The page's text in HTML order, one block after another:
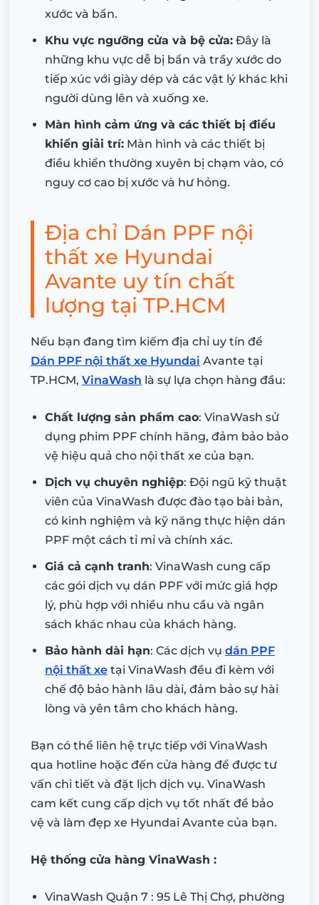
xước và bẩn.
Khu vực ngưỡng cửa và bệ cửa: Đây là
những khu vực dễ bị bẩn và trầy xước do
tiếp xúc với giày dép và các vật lý khác khi
người dùng lên và xuống xe.
Màn hình cảm ứng và các thiết bị điều
khiển giải trí: Màn hình và các thiết bị
điều khiển thường xuyên bị chạm vào, có
nguy cơ cao bị xước và hư hỏng.
Địa chỉ Dán PPF nội
thất xe Hyundai
Avante uy tín chất
lượng tại TP.HCM
Nếu bạn đang tìm kiếm địa chỉ uy tín để
Dán PPF nội thất xe Hyundai Avante tại
TP.HCM, VinaWash là sự lựa chọn hàng đầu:
Chất lượng sản phẩm cao: VinaWash sử
dụng phim PPF chính hãng, đảm bảo bảo
vệ hiệu quả cho nội thất xe của bạn.
Dịch vụ chuyên nghiệp: Đội ngũ kỹ thuật
viên của VinaWash được đào tạo bài bản,
có kinh nghiệm và kỹ năng thực hiện dán
PPF một cách tỉ mỉ và chính xác.
Giá cả cạnh tranh: VinaWash cung cấp
các gói dịch vụ dán PPF với mức giá hợp
lý, phù hợp với nhiều nhu cầu và ngân
sách khác nhau của khách hàng.
Bảo hành dài hạn: Các dịch vụ dán PPF
nội thất xe tại VinaWash đều đi kèm với
chế độ bảo hành lâu dài, đảm bảo sự hài
lòng và yên tâm cho khách hàng.
Bạn có thể liên hệ trực tiếp với VinaWash
qua hotline hoặc đến cửa hàng để được tư
vấn chi tiết và đặt lịch dịch vụ. VinaWash
cam kết cung cấp dịch vụ tốt nhất để bảo
vệ và làm đẹp xe Hyundai Avante của bạn.
Hệ thống cửa hàng VinaWash :
VinaWash Quận 7 : 95 Lê Thị Chợ, phường